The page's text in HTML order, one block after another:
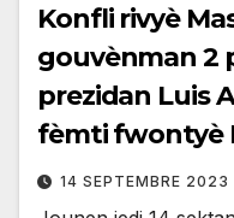
Konfli rivyè
gouvènman 2
prezidan Luis
fèmti fwontyè
14 SEPTEMBRE 2023